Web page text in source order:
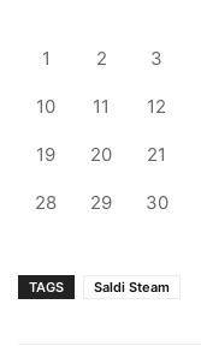
1 2 3
10 11 12
19 20 21
28 29 30
TAGS Saldi Steam